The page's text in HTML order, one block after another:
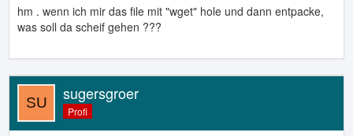
hm . wenn ich mir das file mit "wget" hole und dann entpacke,
was soll da scheif gehen ???
sugersgroer
Profi